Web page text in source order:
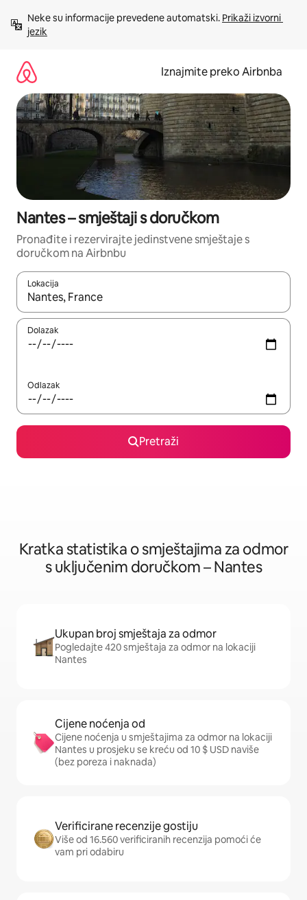
sadržaj
Neke su informacije prevedene automatski. Prikaži izvorni
jezik
Iznajmite preko Airbnba
Nantes – smještaji s doručkom
Pronađite i rezervirajte jedinstvene smještaje s
doručkom na Airbnbu
Lokacija
Kada budu dostupni rezultati, moći ćete ih pregledati
Dolazak
Odlazak
Pretraži
Kratka statistika o smještajima za odmor
s uključenim doručkom – Nantes
Ukupan broj smještaja za odmor
Pogledajte 420 smještaja za odmor na lokaciji
Nantes
Cijene noćenja od
Cijene noćenja u smještajima za odmor na lokaciji
Nantes u prosjeku se kreću od 10 $ USD naviše
(bez poreza i naknada)
Verificirane recenzije gostiju
Više od 16.560 verificiranih recenzija pomoći će
vam pri odabiru